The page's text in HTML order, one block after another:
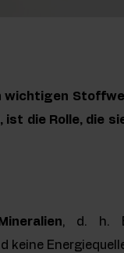
wichtigen
die Rolle, die
Mineralien, d. h.
keine